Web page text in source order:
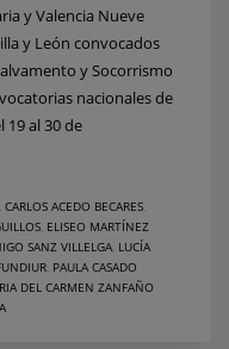
y Valencia Nueve
y León convocados
y Socorrismo
nacionales de
19 al 30 de
CARLOS ACEDO BECARES
ELISEO MARTÍNEZ
SANZ VILLELGA LUCÍA
PAULA CASADO
DEL CARMEN ZANFAÑO